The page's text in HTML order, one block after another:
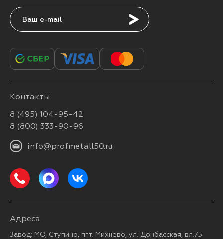
Подписаться
Контакты
8 (495) 104-95-42
8 (800) 333-90-96
info@profmetall50.ru
Адреса
Завод: МО, Ступино, пгт. Михнево, ул. Донбасская, вл.75